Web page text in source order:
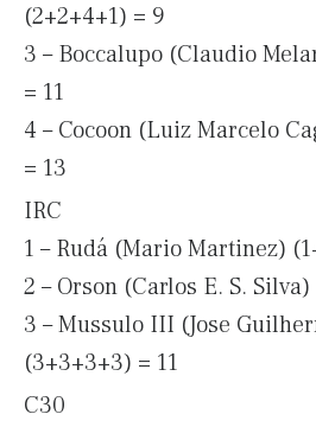
(2+2+4+1) = 9
3 – Boccalupo (Claudio
= 11
4 – Cocoon (Luiz Marcelo
= 13
IRC
1 – Rudá (Mario Martinez)
2 – Orson (Carlos E. S.
3 – Mussulo III (Jose
(3+3+3+3) = 11
C30